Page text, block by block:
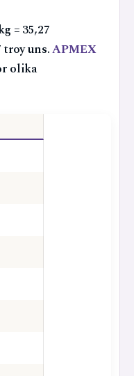
= 35,27
troy uns.APMEX
olika